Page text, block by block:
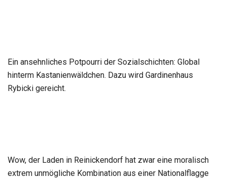
Ein ansehnliches Potpourri der Sozialschichten: Global
hinterm Kastanienwäldchen. Dazu wird Gardinenhaus
Rybicki gereicht.
Wow, der Laden in Reinickendorf hat zwar eine moralisch
extrem unmögliche Kombination aus einer Nationalflagge